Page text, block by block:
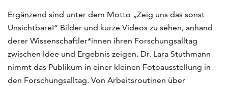
Ergänzend sind unter dem Motto „Zeig uns das sonst
Unsichtbare!“ Bilder und kurze Videos zu sehen, anhand
derer Wissenschaftler*innen ihren Forschungsalltag
zwischen Idee und Ergebnis zeigen. Dr. Lara Stuthmann
nimmt das Publikum in einer kleinen Fotoausstellung in
den Forschungsalltag. Von Arbeitsroutinen über